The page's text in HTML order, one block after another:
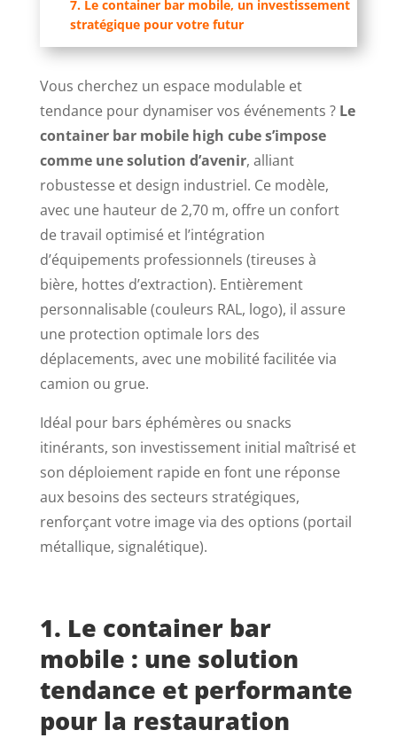
7. Le container bar mobile, un investissement
stratégique pour votre futur
Vous cherchez un espace modulable et
tendance pour dynamiser vos événements ? Le
container bar mobile high cube s’impose
comme une solution d’avenir, alliant
robustesse et design industriel. Ce modèle,
avec une hauteur de 2,70 m, offre un confort
de travail optimisé et l’intégration
d’équipements professionnels (tireuses à
bière, hottes d’extraction). Entièrement
personnalisable (couleurs RAL, logo), il assure
une protection optimale lors des
déplacements, avec une mobilité facilitée via
camion ou grue.
Idéal pour bars éphémères ou snacks
itinérants, son investissement initial maîtrisé et
son déploiement rapide en font une réponse
aux besoins des secteurs stratégiques,
renforçant votre image via des options (portail
métallique, signalétique).
1. Le container bar
mobile : une solution
tendance et performante
pour la restauration